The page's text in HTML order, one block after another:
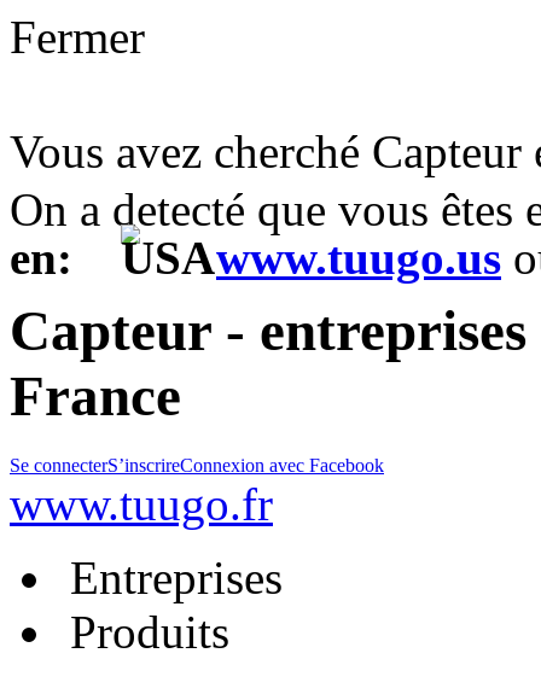
Fermer
Vous avez cherché
On a detecté que vous
en:
www.tuugo.us
Capteur -
France
Se connecterS’inscrireConnexion avec Facebook
www.tuugo.fr
Entreprises
Produits